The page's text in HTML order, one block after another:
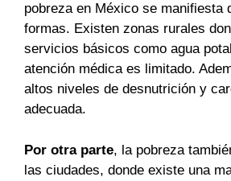
pobreza en México se manifiesta
formas. Existen zonas rurales
servicios básicos como agua
atención médica es limitado.
altos niveles de desnutrición y
adecuada.
Por otra parte, la pobreza
las ciudades, donde existe una